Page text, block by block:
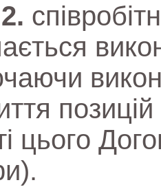
цього